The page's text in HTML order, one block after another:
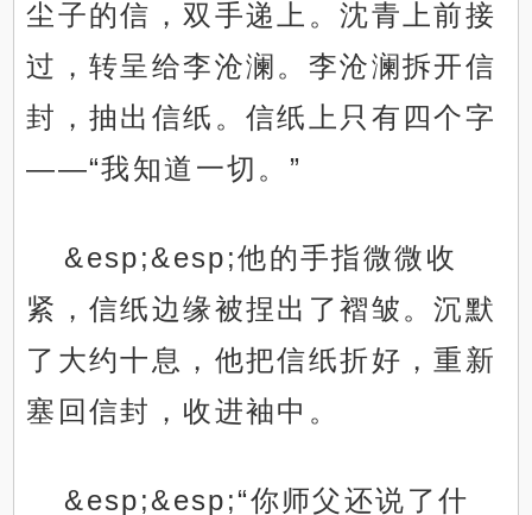
尘子的信，双手递上。沈青上前接
过，转呈给李沧澜。李沧澜拆开信
封，抽出信纸。信纸上只有四个字
——“我知道一切。”
&esp;&esp;他的手指微微收
紧，信纸边缘被捏出了褶皱。沉默
了大约十息，他把信纸折好，重新
塞回信封，收进袖中。
&esp;&esp;“你师父还说了什